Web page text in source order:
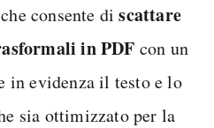
consente discattare
in PDF con un
in evidenza il testo e lo
sia ottimizzato per la